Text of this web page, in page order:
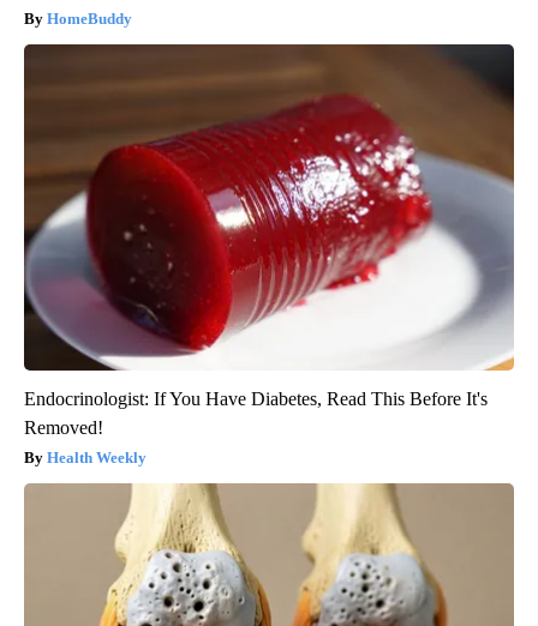
HomeBuddy
Endocrinologist: If You Have Diabetes, Read This Before It's
Removed!
Health Weekly